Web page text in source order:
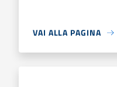
VAI ALLA PAGINA